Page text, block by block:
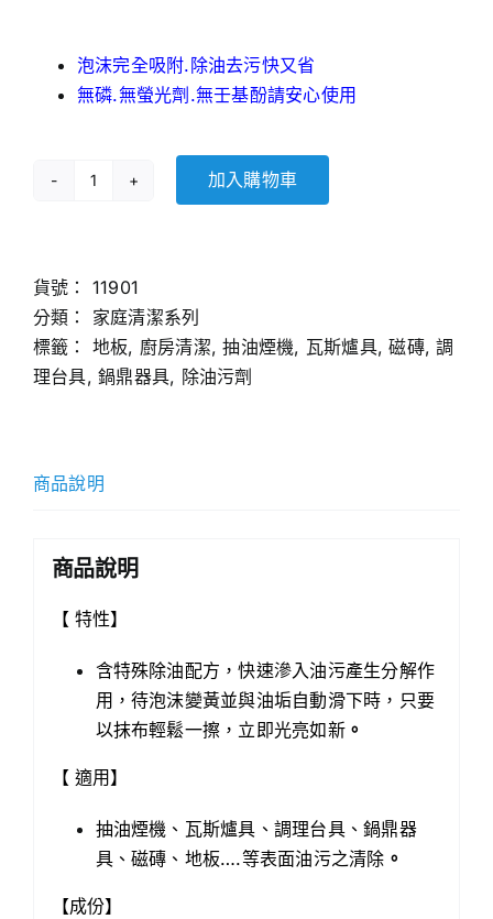
泡沫完全吸附.除油去污快又省
無磷.無螢光劑.無壬基酚請安心使用
廚
功
能
強
效
劑
汙)
【4000cc】
量
加入購物車
貨號： 11901
分類： 家庭清潔系列
標籤： 地板, 廚房清潔,抽油煙機, 瓦斯爐具,磁磚,調
理台具,鍋鼎器具, 除油污劑
商品說明
商品說明
【 特性】
含特殊除油配方，快速滲入油污產生分解作
用，待泡沫變黃並與油垢自動滑下時，只要
以抹布輕鬆一擦，立即光亮如新。
【 適用】
抽油煙機、瓦斯爐具、調理台具、鍋鼎器
具、磁磚、地板….等表面油污之清除 。
【成份】